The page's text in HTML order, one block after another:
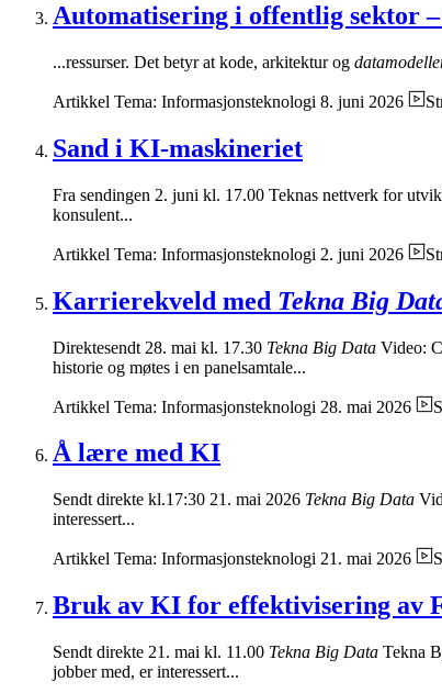
Automatisering i offentlig sektor
...ressurser. Det betyr at kode, arkitektur og
Artikkel Tema: Informasjonsteknologi 8. juni 2026
Sand i KI-maskineriet
Fra sendingen 2. juni kl. 17.00 Teknas nettverk for
konsulent...
Artikkel Tema: Informasjonsteknologi 2. juni 2026
Karrierekveld med Tekna Big
Direktesendt 28. mai kl. 17.30 Tekna Big Data Video:
historie og møtes i en panelsamtale...
Artikkel Tema: Informasjonsteknologi 28. mai 2026
Å lære med KI
Sendt direkte kl.17:30 21. mai 2026 Tekna Big Data
interessert...
Artikkel Tema: Informasjonsteknologi 21. mai 2026
Bruk av KI for effektivisering av
Sendt direkte 21. mai kl. 11.00 Tekna Big Data Tekna
jobber med, er interessert...